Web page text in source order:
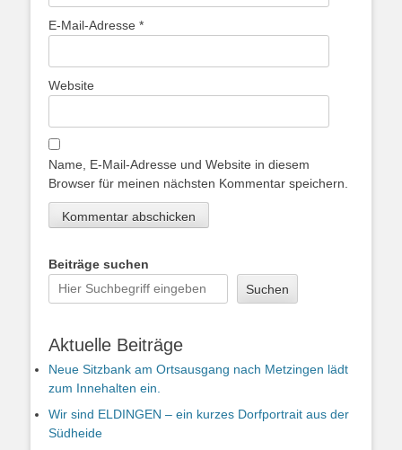
E-Mail-Adresse *
Website
Name, E-Mail-Adresse und Website in diesem
Browser für meinen nächsten Kommentar speichern.
Beiträge suchen
Suchen
Aktuelle Beiträge
Neue Sitzbank am Ortsausgang nach Metzingen lädt
zum Innehalten ein.
Wir sind ELDINGEN – ein kurzes Dorfportrait aus der
Südheide